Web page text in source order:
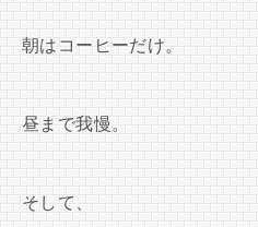
朝はコーヒーだけ。
昼まで我慢。
そして、